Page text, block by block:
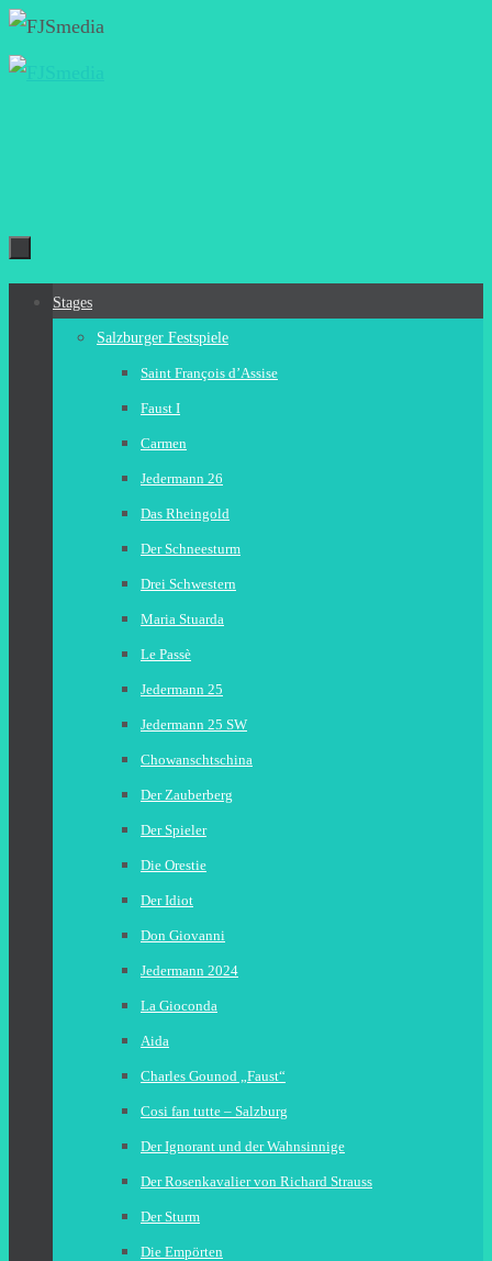
Zum
Inhalt
Zum
Stages
Salzburger Festspiele
Saint François d’Assise
Faust I
Carmen
Jedermann 26
Das Rheingold
Der Schneesturm
Drei Schwestern
Maria Stuarda
Le Passè
Jedermann 25
Jedermann 25 SW
Chowanschtschina
Der Zauberberg
Der Spieler
Die Orestie
Der Idiot
Don Giovanni
Jedermann 2024
La Gioconda
Aida
Charles Gounod „Faust“
Cosi fan tutte – Salzburg
Der Ignorant und der Wahnsinnige
Der Rosenkavalier von Richard Strauss
Der Sturm
Die Empörten